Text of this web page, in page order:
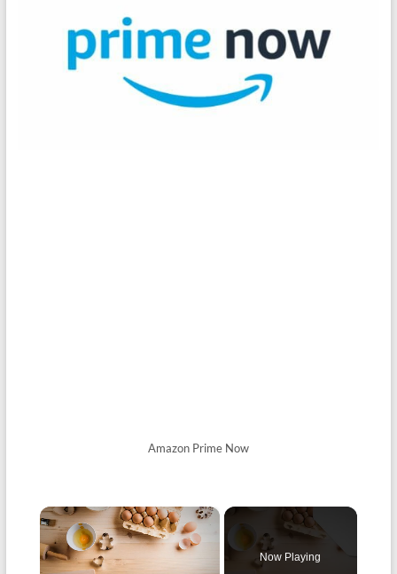
Amazon Prime Now
×
Now Playing